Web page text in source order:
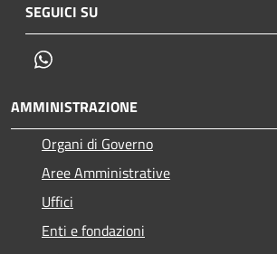
SEGUICI SU
AMMINISTRAZIONE
Organi di Governo
Aree Amministrative
Uffici
Enti e fondazioni